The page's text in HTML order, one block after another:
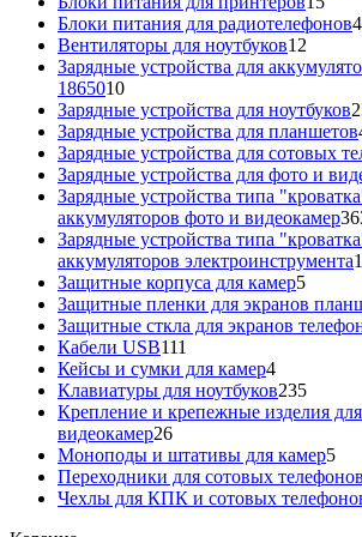
Блоки питания для радиотелефонов44
Вентиляторы для ноутбуков12
Зарядные устройства для
186501010
товаров
Зарядные устройства для ноутбуков
Зарядные устройства для планшетов
Зарядные устройства для сотовых
Зарядные устройства для фото и
Зарядные устройства типа
аккумуляторов фото и видеокамер
Зарядные устройства типа
аккумуляторов электроинструмента
Защитные корпуса для камер55
Защитные пленки для экранов
Защитные сткла для экранов
Кабели USB111
товаров
Кейсы и сумки для камер44
товара
Клавиатуры для ноутбуков235235
Крепление и крепежные изделия
видеокамер2626
товаров
Моноподы и штативы для камер55
Переходники для сотовых телефонов
Чехлы для КПК и сотовых